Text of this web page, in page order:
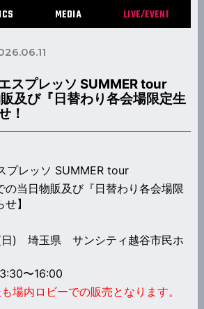
MEDIA LIVE/EVENT
スプレッソ SUMMER tour
及び『日替わり各会場限定生
！
プレッソ SUMMER tour
の当日物販及び『日替わり各会場限
】
) 埼玉県 サンシティ越谷市民ホ
〜16:00
場内ロビーでの販売となります。